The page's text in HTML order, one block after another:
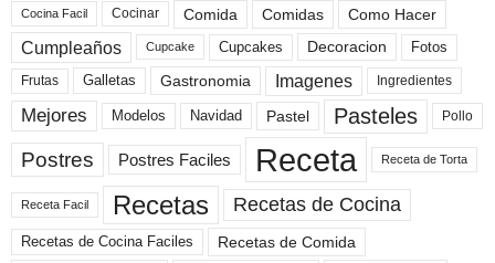
Cocina Facil Cocinar Comida Comidas Como Hacer
Cumpleaños Cupcake Cupcakes Decoracion Fotos
Frutas Galletas Gastronomia Imagenes Ingredientes
Mejores Modelos Navidad Pastel Pasteles Pollo
Postres Postres Faciles Receta Receta de Torta
Receta Facil Recetas Recetas de Cocina
Recetas de Cocina Faciles
Recetas de Comida